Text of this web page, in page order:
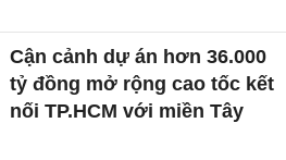
Cận cảnh dự án hơn 36.000
tỷ đồng mở rộng cao tốc kết
nối TP.HCM với miền Tây